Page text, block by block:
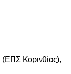
Κορινθίας),